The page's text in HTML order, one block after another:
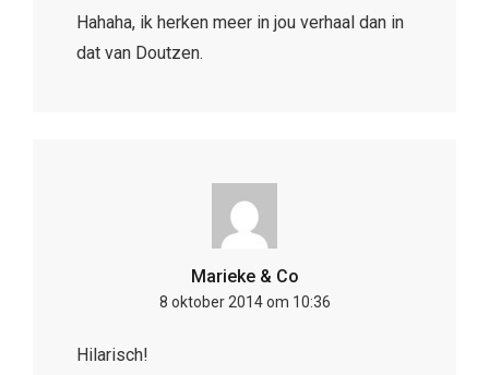
Hahaha, ik herken meer in jou verhaal dan in
dat van Doutzen.
Marieke & Co
8 oktober 2014 om 10:36
Hilarisch!